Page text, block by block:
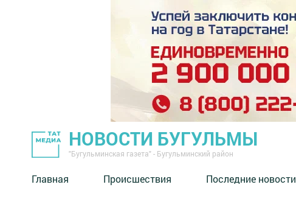
НОВОСТИ БУГУЛЬМЫ
"Бугульминская газета" - Бугульминский район
Главная Происшествия Последние новости